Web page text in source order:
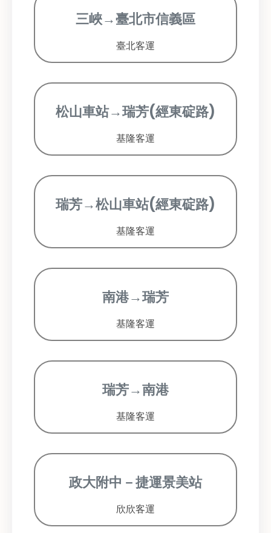
三峽→臺北市信義區
臺北客運
松山車站→瑞芳(經東碇路)
基隆客運
瑞芳→松山車站(經東碇路)
基隆客運
南港→瑞芳
基隆客運
瑞芳→南港
基隆客運
政大附中－捷運景美站
欣欣客運